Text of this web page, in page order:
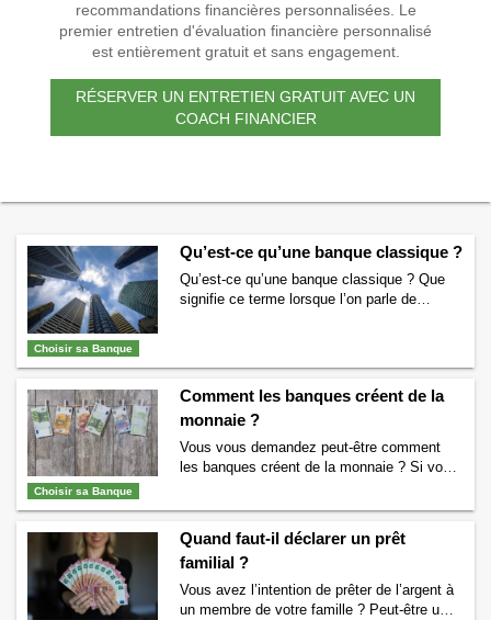
recommandations financières personnalisées. Le
premier entretien d'évaluation financière personnalisé
est entièrement gratuit et sans engagement.
RÉSERVER UN ENTRETIEN GRATUIT AVEC UN
COACH FINANCIER
Choisir sa Banque
Qu’est-ce qu’une banque classique ?
Qu’est-ce qu’une banque classique ? Que
signifie ce terme lorsque l’on parle de
y maintenant quelques années de nouvelles
banques sont arrivées. Il s’agissait des
banques dites …
Continuer la lecture de
Qu’est-ce qu’une banque classique ? →
Choisir sa Banque
Comment les banques créent de la
monnaie ?
Vous vous demandez peut-être comment
les banques créent de la monnaie ? Si vous
banques. Quelles banques créent de la
monnaie ? Vous le savez peut-être déjà
mais il existe deux grands …Continuer la
lecture deComment les banques créent de
Quand faut-il déclarer un prêt
familial ?
Vous avez l’intention de prêter de l’argent à
un membre de votre famille ? Peut-être un